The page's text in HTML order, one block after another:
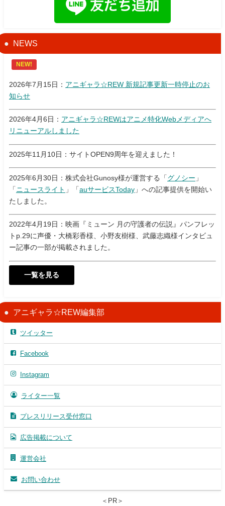
NEWS
NEW!
2026年7月15日： アニギャラ☆REW 新規記事更新一時停止のお
知らせ
2026年4月6日： アニギャラ☆REWはアニメ特化Webメディアへ
リニューアルしました
2025年11月10日：サイトOPEN9周年を迎えました！
2025年6月30日：株式会社Gunosy様が運営する「 グノシー 」
「 ニュースライト 」「auサービスToday 」への記事提供を開始い
たしました。
2022年4月19日：映画『ミューン 月の守護者の伝説』パンフレッ
トp.29に声優・大橋彩香様、小野友樹様、武藤志織様インタビュ
ー記事の一部が掲載されました。
一覧を見る
アニギャラ☆REW編集部
ツイッター
Facebook
Instagram
ライター一覧
プレスリリース受付窓口
広告掲載について
運営会社
お問い合わせ
＜PR＞